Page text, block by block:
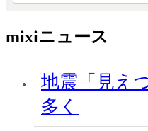
mixiニュース
地震「見え
多く